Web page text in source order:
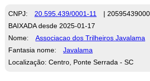
CNPJ: 20.595.439/0001-11
|
BAIXADA desde 2025-01-17
Nome:
Associacao dos Trilheiros Javalama
Fantasia nome:
Javalama
Localização: Centro, Ponte Serrada - SC